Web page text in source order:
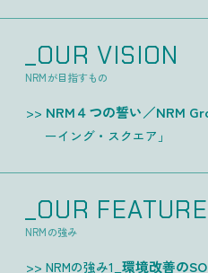
_OUR VISION
NRMが目指すもの
NRM４つの誓い／NRM
ーイング・スクエア」
_OUR
NRMの強み
NRMの強み1_環境改善の